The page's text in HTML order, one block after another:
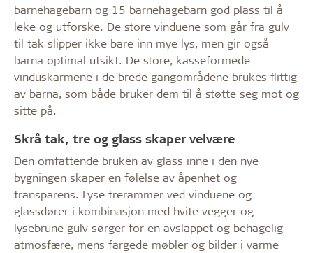
barnehagebarn og 15 barnehagebarn god plass til å
leke og utforske. De store vinduene som går fra gulv
til tak slipper ikke bare inn mye lys, men gir også
barna optimal utsikt. De store, kasseformede
vinduskarmene i de brede gangområdene brukes flittig
av barna, som både bruker dem til å støtte seg mot og
sitte på.
Skrå tak, tre og glass skaper velvære
Den omfattende bruken av glass inne i den nye
bygningen skaper en følelse av åpenhet og
transparens. Lyse trerammer ved vinduene og
glassdører i kombinasjon med hvite vegger og
lysebrune gulv sørger for en avslappet og behagelig
atmosfære, mens fargede møbler og bilder i varme